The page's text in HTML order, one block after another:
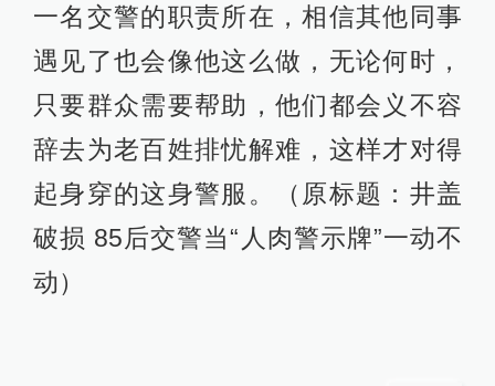
一名交警的职责所在，相信其他同事
遇见了也会像他这么做，无论何时，
只要群众需要帮助，他们都会义不容
辞去为老百姓排忧解难，这样才对得
起身穿的这身警服。（原标题：井盖
破损 85后交警当“人肉警示牌”一动不
动）